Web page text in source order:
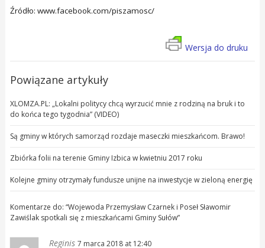
Źródło: www.facebook.com/piszamosc/
Wersja do druku
Powiązane artykuły
XLOMZA.PL: „Lokalni politycy chcą wyrzucić mnie z rodziną na bruk i to
do końca tego tygodnia” (VIDEO)
Są gminy w których samorząd rozdaje maseczki mieszkańcom. Brawo!
Zbiórka folii na terenie Gminy Izbica w kwietniu 2017 roku
Kolejne gminy otrzymały fundusze unijne na inwestycje w zieloną energię
Komentarze do: “Wojewoda Przemysław Czarnek i Poseł Sławomir
Zawiślak spotkali się z mieszkańcami Gminy Sułów”
Reginis 7 marca 2018 at 12:40